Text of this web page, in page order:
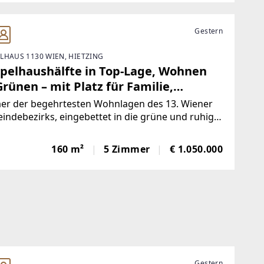
Gestern
1130 WIEN, HIETZING
in Top-Lage, Wohnen
– mit Platz für Familie,
und neue Lebensideen
der begehrtesten Wohnlagen des 13. Wiener
eingebettet in die grüne und ruhige
Immobilie mit außergewöhnlichem
Diese charmante Doppelhaushälfte vereint
160 m² 5 Zimmer € 1.050.000